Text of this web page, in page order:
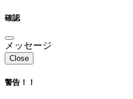
確認
メッセージ
Close
警告！！